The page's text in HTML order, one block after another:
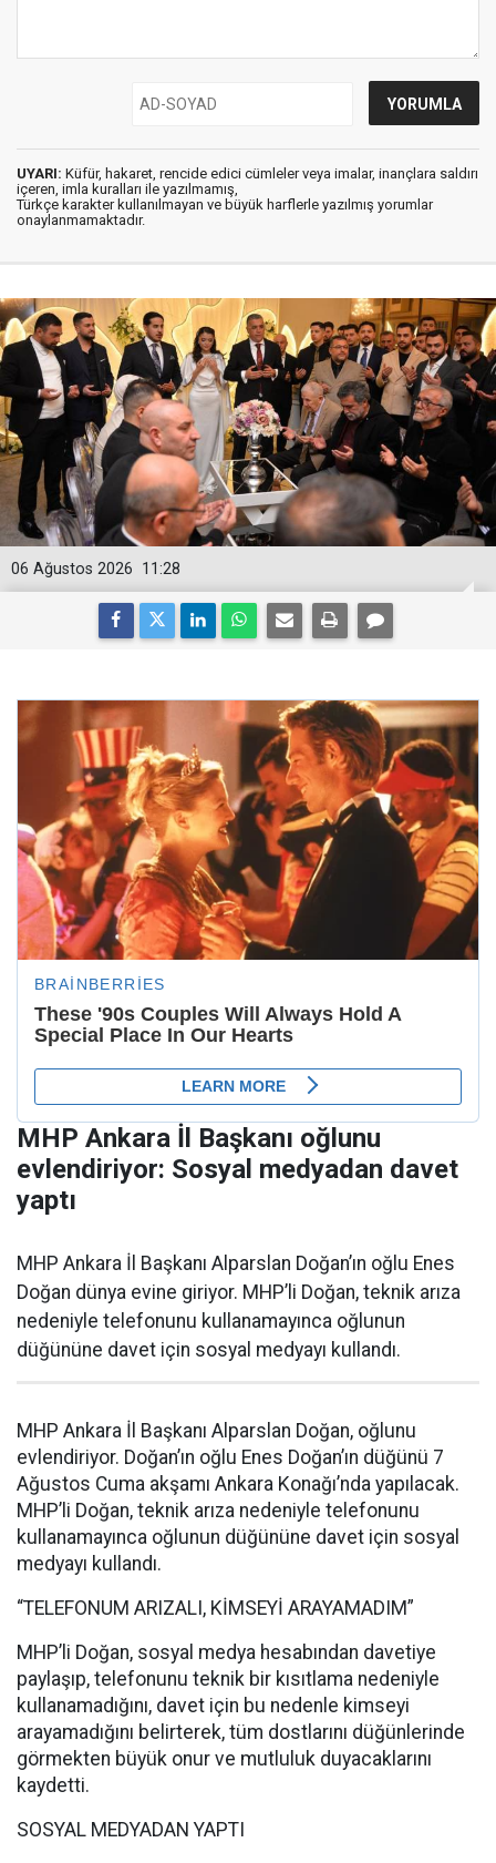
UYARI: Küfür, hakaret, rencide edici cümleler veya imalar, inançlara saldırı
içeren, imla kuralları ile yazılmamış,
Türkçe karakter kullanılmayan ve büyük harflerle yazılmış yorumlar
onaylanmamaktadır.
11:28
06 Ağustos 2026
MHP Ankara İl Başkanı oğlunu
evlendiriyor: Sosyal medyadan davet
yaptı
MHP Ankara İl Başkanı Alparslan Doğan’ın oğlu Enes
Doğan dünya evine giriyor. MHP’li Doğan, teknik arıza
nedeniyle telefonunu kullanamayınca oğlunun
düğününe davet için sosyal medyayı kullandı.
MHP Ankara İl Başkanı Alparslan Doğan, oğlunu
evlendiriyor. Doğan’ın oğlu Enes Doğan’ın düğünü 7
Ağustos Cuma akşamı Ankara Konağı’nda yapılacak.
MHP’li Doğan, teknik arıza nedeniyle telefonunu
kullanamayınca oğlunun düğününe davet için sosyal
medyayı kullandı.
“TELEFONUM ARIZALI, KİMSEYİ ARAYAMADIM”
MHP’li Doğan, sosyal medya hesabından davetiye
paylaşıp, telefonunu teknik bir kısıtlama nedeniyle
kullanamadığını, davet için bu nedenle kimseyi
arayamadığını belirterek, tüm dostlarını düğünlerinde
görmekten büyük onur ve mutluluk duyacaklarını
kaydetti.
SOSYAL MEDYADAN YAPTI